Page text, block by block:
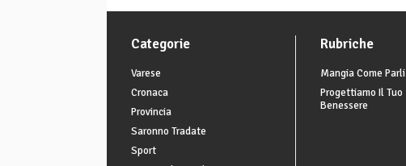
Categorie
Varese
Cronaca
Provincia
Saronno Tradate
Sport
Rubriche
Mangia Come Parli
Progettiamo Il Tuo
Benessere